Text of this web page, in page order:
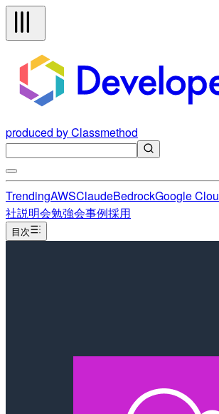
produced by Classmethod
TrendingAWSClaudeBedrockGoogle
社説明会勉強会事例採用
目次